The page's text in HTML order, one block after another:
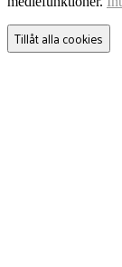
Tillåt alla cookies